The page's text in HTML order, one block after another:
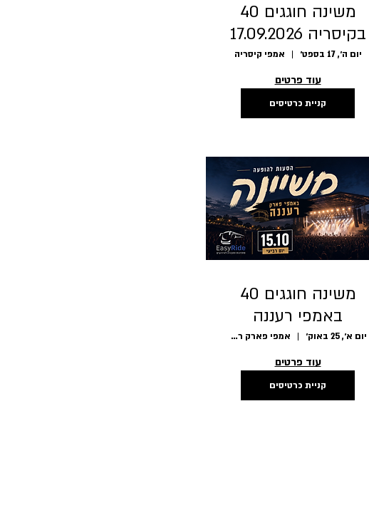
משינה חוגגים 40
בקיסריה 17.09.2026
יום ה׳, 17 בספט׳ אמפי קיסריה
עוד פרטים
קניית כרטיסים
משינה חוגגים 40
באמפי רעננה
25.10.2026
יום א׳, 25 באוק׳ אמפי פארק רעננה
עוד פרטים
קניית כרטיסים